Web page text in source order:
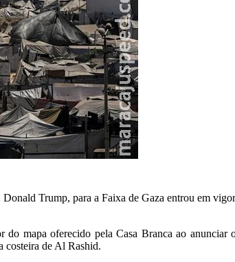
Trump, para a Faixa de Gaza entrou em
mapa oferecido pela Casa Branca ao
costeira de Al Rashid.